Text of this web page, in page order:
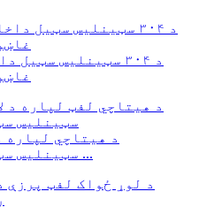
د ۳۰۴ سټینلیس
د هیتاچي لپاره
سټینلیس سټیل بریکٹونه ...